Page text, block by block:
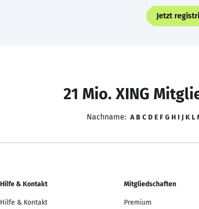
Jetzt
21 Mio. XING
Nachname: A B C D E F G H I J K L
Hilfe & Kontakt
Hilfe & Kontakt
Mitgliedschaften
Premium